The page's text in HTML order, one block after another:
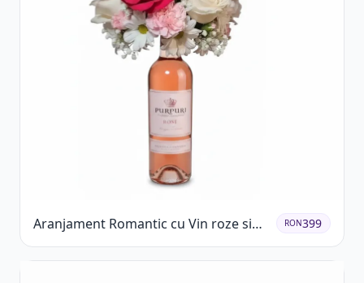
Aranjament Romantic cu Vin roze si
Flori pastel
RON399